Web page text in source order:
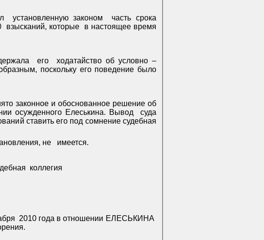
установленную законом
часть срока
взысканий, которые
в настоящее время
его
ходатайство об условно –
поскольку его поведение было
законное и обоснованное решение об
осужденного Елеськина. Вывод
суда
ставить его под сомнение судебная
не
имеется.
коллегия
2010 года в отношении ЕЛЕСЬКИНА